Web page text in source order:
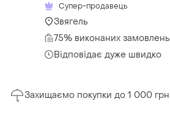
Супер-продавець
Звягель
75% виконаних замовлень
Відповідає дуже швидко
Захищаємо покупки до 1 000 грн